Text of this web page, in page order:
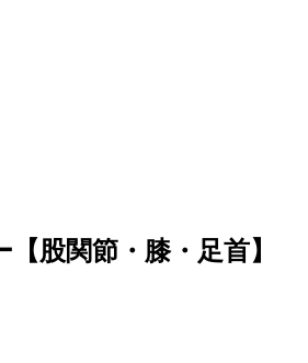
股関節・膝・足首】